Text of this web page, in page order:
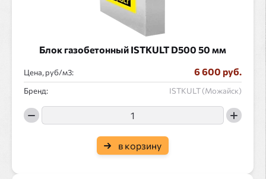
Блок газобетонный ISTKULT D500 50 мм
Цена, руб/ : 6 600 руб.
Бренд: ISTKULT (Можайск)
в корзину